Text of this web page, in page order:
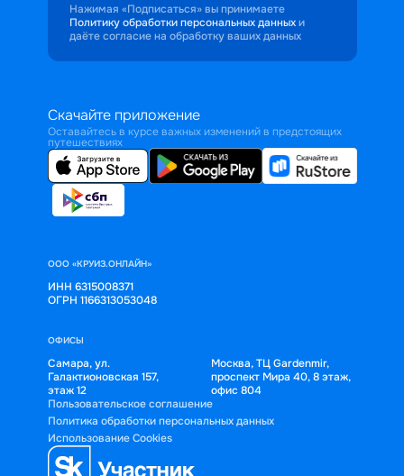
Нажимая «Подписаться» вы принимаете
Политику обработки персональных данных и
даёте согласие на обработку ваших данных
Скачайте приложение
Оставайтесь в курсе важных изменений в предстоящих
путешествиях
ООО «КРУИЗ.ОНЛАЙН»
ИНН 6315008371
ОГРН 1166313053048
ОФИСЫ
Самара, ул.
Галактионовская 157,
этаж 12
Москва, ТЦ Gardenmir,
проспект Мира 40, 8 этаж,
офис 804
Пользовательское соглашение
Политика обработки персональных данных
Использование Cookies